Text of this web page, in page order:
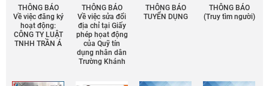
THÔNG BÁO
Về việc đăng ký
hoạt động:
CÔNG TY LUẬT
TNHH TRẦN Á
THÔNG BÁO
Về việc sửa đổi
địa chỉ tại Giấy
phép họat động
của Quỹ tín
dụng nhân dân
Trường Khánh
THÔNG BÁO
TUYỂN DỤNG
THÔNG BÁO
(Truy tìm người)